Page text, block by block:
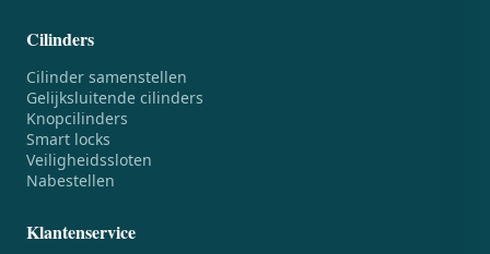
Cilinders
Cilinder samenstellen
Gelijksluitende cilinders
Knopcilinders
Smart locks
Veiligheidssloten
Nabestellen
Klantenservice